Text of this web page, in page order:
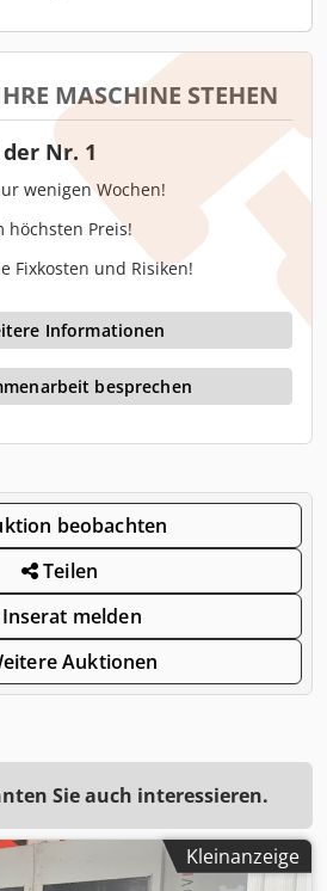
MASCHINE STEHEN
Nr. 1
wenigen Wochen!
höchsten Preis!
Fixkosten und Risiken!
Informationen
besprechen
beobachten
Teilen
Inserat melden
Auktionen
Sie auch interessieren.
Kleinanzeige